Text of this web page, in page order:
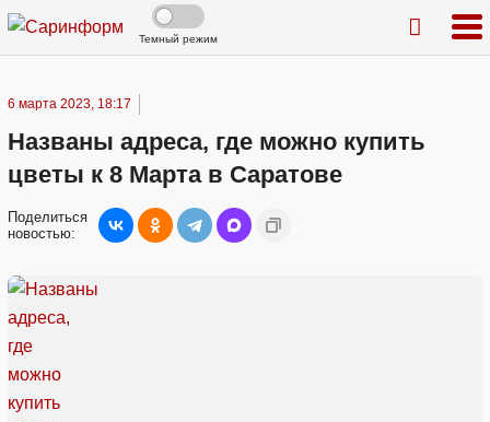
Темный режим
6 марта 2023, 18:17
Названы адреса, где можно купить
цветы к 8 Марта в Саратове
Поделиться
новостью: